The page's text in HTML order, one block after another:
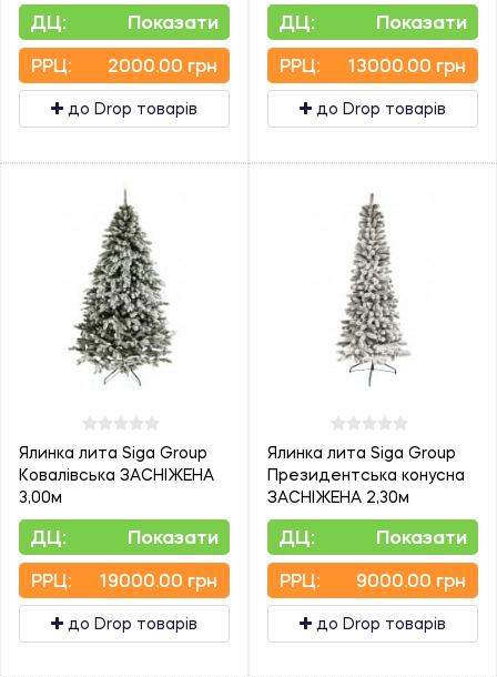
ДЦ: Показати
PPЦ: 2000.00 грн
до Drop товарів
ДЦ: Показати
PPЦ: 13000.00 грн
до Drop товарів
Ялинка лита Siga Group
Ковалівська ЗАСНІЖЕНА
3,00м
ДЦ: Показати
PPЦ: 19000.00 грн
до Drop товарів
Ялинка лита Siga Group
Президентська конусна
ЗАСНІЖЕНА 2,30м
ДЦ: Показати
PPЦ: 9000.00 грн
до Drop товарів